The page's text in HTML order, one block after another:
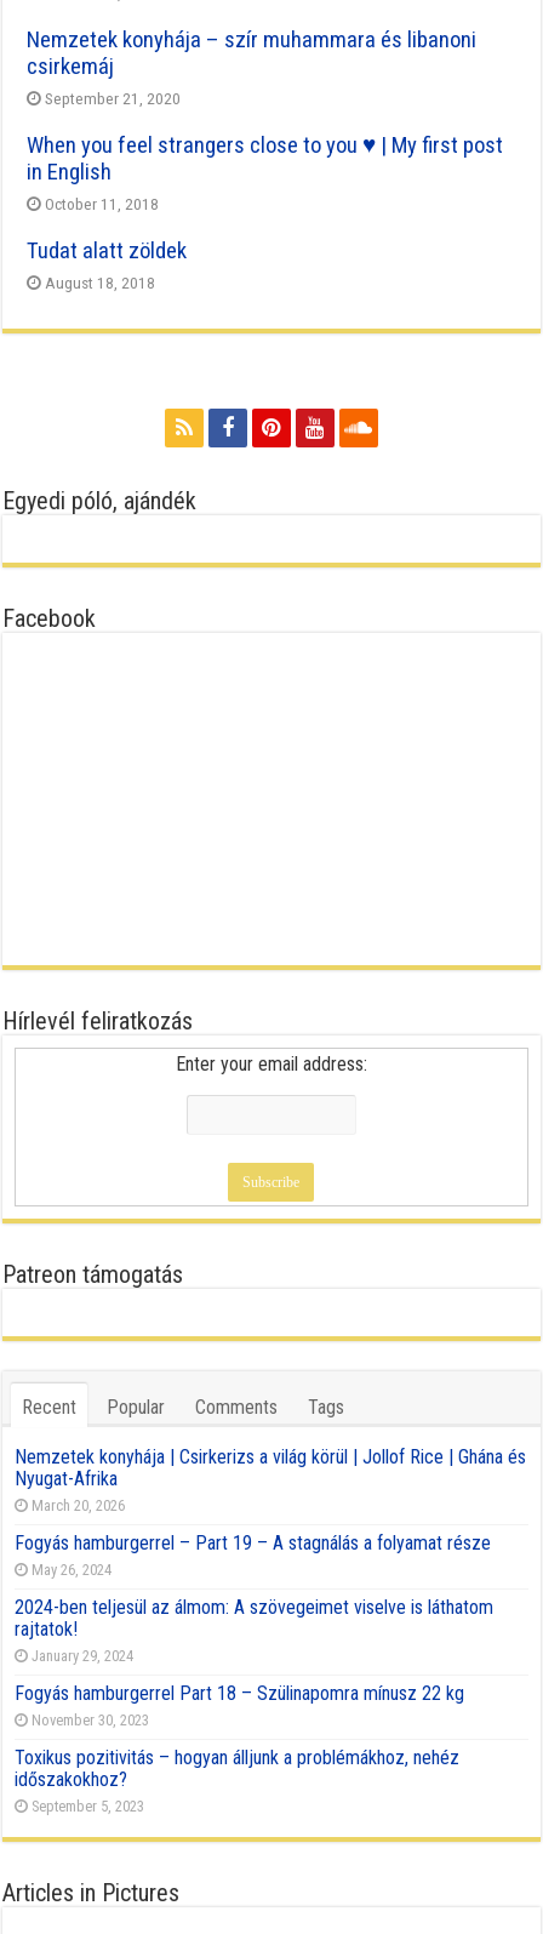
Nemzetek konyhája – szír muhammara és libanoni
csirkemáj
September 21, 2020
When you feel strangers close to you ♥ | My first post
in English
October 11, 2018
Tudat alatt zöldek
August 18, 2018
Egyedi póló, ajándék
Facebook
Hírlevél feliratkozás
Enter your email address:
Patreon támogatás
Recent Popular Comments Tags
Nemzetek konyhája | Csirkerizs a világ körül | Jollof Rice | Ghána és
Nyugat-Afrika
March 20, 2026
Fogyás hamburgerrel – Part 19 – A stagnálás a folyamat része
May 26, 2024
2024-ben teljesül az álmom: A szövegeimet viselve is láthatom
rajtatok!
January 29, 2024
Fogyás hamburgerrel Part 18 – Szülinapomra mínusz 22 kg
November 30, 2023
Toxikus pozitivitás – hogyan álljunk a problémákhoz, nehéz
időszakokhoz?
September 5, 2023
Articles in Pictures